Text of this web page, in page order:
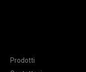
Prodotti